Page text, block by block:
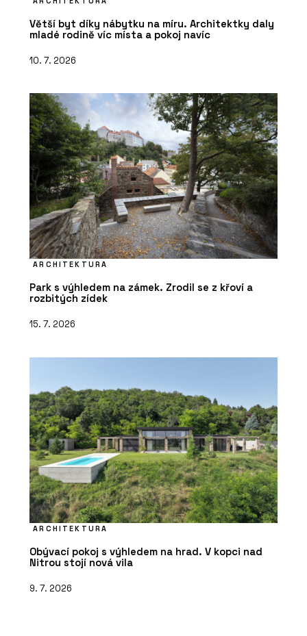
Větší byt díky nábytku na míru. Architektky daly
mladé rodině víc místa a pokoj navíc
10. 7. 2026
ARCHITEKTURA
Park s výhledem na zámek. Zrodil se z křoví a
rozbitých zídek
15. 7. 2026
ARCHITEKTURA
Obývací pokoj s výhledem na hrad. V kopci nad
Nitrou stojí nová vila
9. 7. 2026